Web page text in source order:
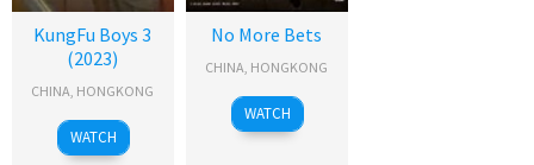
KungFu Boys 3
(2023)
CHINA HONGKONG
WATCH
No More Bets
CHINA HONGKONG
WATCH